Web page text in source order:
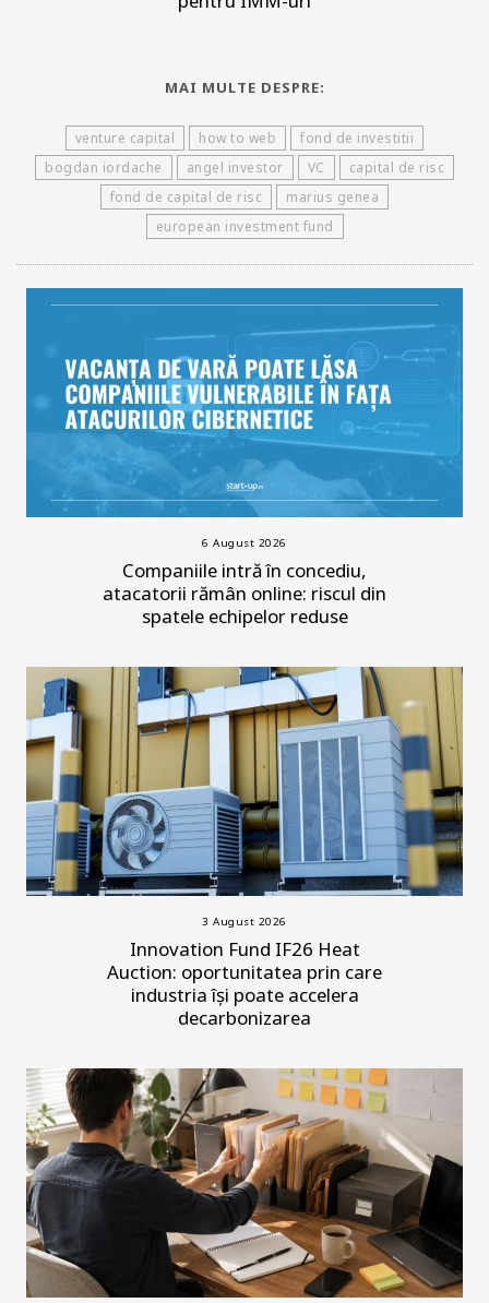
MAI MULTE DESPRE:
venture capital how to web
fond de investitii
bogdan iordache
angel investor VC
capital de risc
fond de capital de risc
marius genea
european investment fund
6 August 2026
Companiile intră în concediu,
atacatorii rămân online: riscul din
spatele echipelor reduse
3 August 2026
Innovation Fund IF26 Heat
Auction: oportunitatea prin care
industria își poate accelera
decarbonizarea